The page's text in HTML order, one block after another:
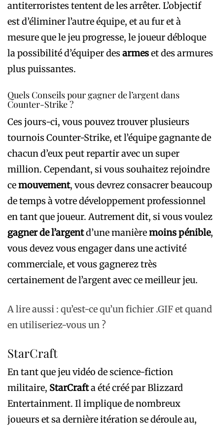
antiterroristes tentent de les arrêter. L’objectif
est d’éliminer l’autre équipe, et au fur et à
mesure que le jeu progresse, le joueur débloque
la possibilité d’équiper des armeset des armures
plus puissantes.
Quels Conseils pour gagner de l’argent dans
Counter-Strike ?
Ces jours-ci, vous pouvez trouver plusieurs
tournois Counter-Strike, et l’équipe gagnante de
chacun d’eux peut repartir avec un super
million. Cependant, si vous souhaitez rejoindre
cemouvement, vous devrez consacrer beaucoup
de temps à votre développement professionnel
en tant que joueur. Autrement dit, si vous voulez
gagner de l’argentd’une manièremoins pénible,
vous devez vous engager dans une activité
commerciale, et vous gagnerez très
certainement de l’argent avec ce meilleur jeu.
A lire aussi : qu’est-ce qu’un fichier .GIF et quand
en utiliseriez-vous un ?
StarCraft
En tant que jeu vidéo de science-fiction
militaire, StarCrafta été créé par Blizzard
Entertainment. Il implique de nombreux
joueurs et sa dernière itération se déroule au,